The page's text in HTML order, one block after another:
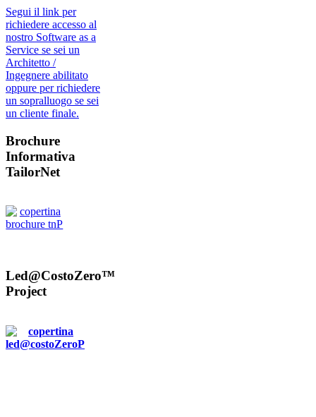
Segui il link per
richiedere accesso al
nostro Software as a
Service se sei un
Architetto /
Ingegnere abilitato
oppure per richiedere
un sopralluogo se sei
un cliente finale.
Brochure
Informativa
TailorNet
Led@CostoZero™
Project